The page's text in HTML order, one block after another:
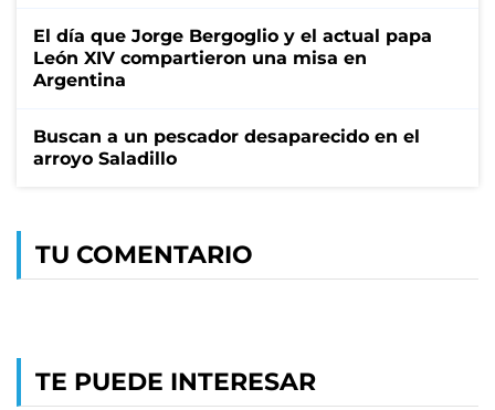
El día que Jorge Bergoglio y el actual papa
León XIV compartieron una misa en
Argentina
Buscan a un pescador desaparecido en el
arroyo Saladillo
TU COMENTARIO
TE PUEDE INTERESAR